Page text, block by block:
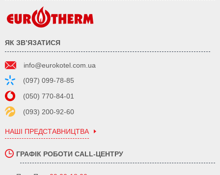
ЯК ЗВ’ЯЗАТИСЯ
info@eurokotel.com.ua
(097) 099-78-85
(050) 770-84-01
(093) 200-92-60
НАШІ ПРЕДСТАВНИЦТВА
ГРАФІК РОБОТИ CALL-ЦЕНТРУ